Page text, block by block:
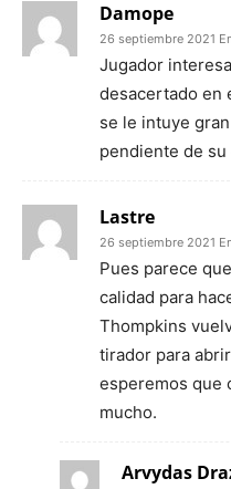
Damope
26 septiembre 2021
Jugador
desacertado en
se le intuye
pendiente de
Lastre
26 septiembre 2021
Pues parece
calidad para
Thompkins
tirador para
esperemos que
mucho.
Arvydas